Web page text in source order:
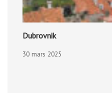
Dubrovnik
30 mars 2025